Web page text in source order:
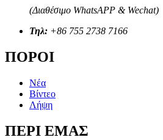
(Διαθέσιμο WhatsAPP & Wechat)
Τηλ: +86 755 2738 7166
ΠΟΡΟΙ
Νέα
Βίντεο
Λήψη
ΠΕΡΙ ΕΜΑΣ